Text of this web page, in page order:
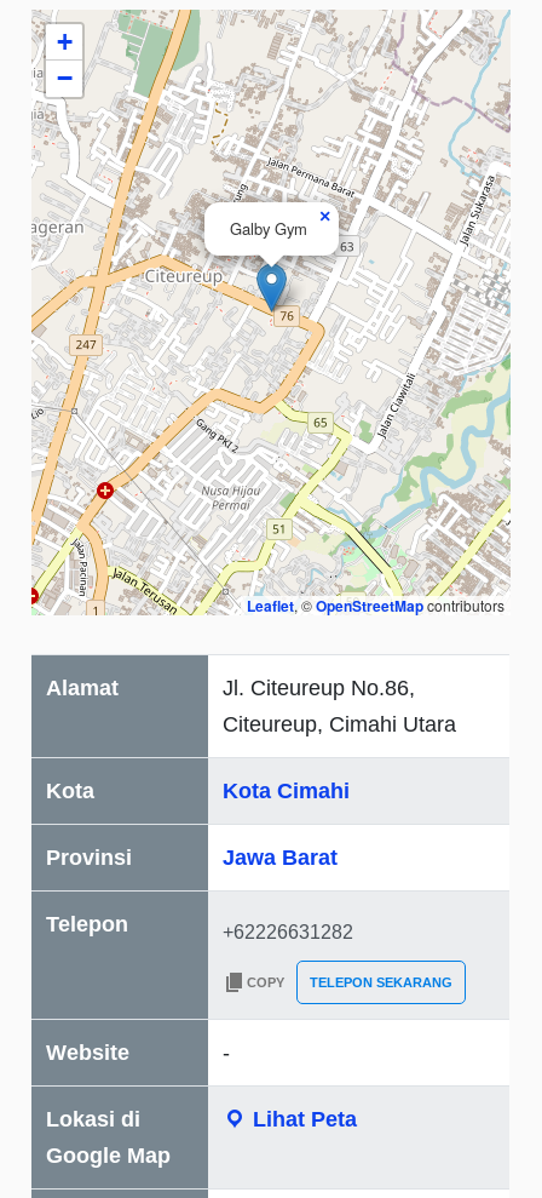
Galby Gym
×
+
−
Leaflet, ©OpenStreetMapcontributors
Alamat
Jl. Citeureup No.86,
Citeureup, Cimahi Utara
Kota Kota Cimahi
Provinsi Jawa Barat
Telepon
COPY TELEPON SEKARANG
Website -
Lokasi di
Google Map
Lihat Peta